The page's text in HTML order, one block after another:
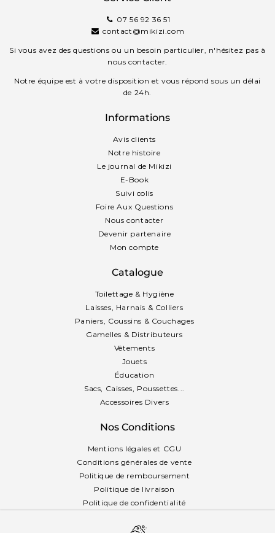
07 56 92 36 51
contact@mikizi.com
Si vous avez des questions ou un besoin particulier, n'hésitez pas à
nous contacter.
Notre équipe est à votre disposition et vous répond sous un délai
de 24h.
Informations
Avis clients
Notre histoire
Le journal de Mikizi
E-Book
Suivi colis
Foire Aux Questions
Nous contacter
Devenir partenaire
Mon compte
Catalogue
Toilettage & Hygiène
Laisses, Harnais & Colliers
Paniers, Coussins & Couchages
Gamelles & Distributeurs
Vêtements
Jouets
Éducation
Sacs, Caisses, Poussettes...
Accessoires Divers
Nos Conditions
Mentions légales et CGU
Conditions générales de vente
Politique de remboursement
Politique de livraison
Politique de confidentialité